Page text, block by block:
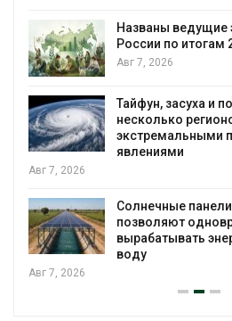
Названы ведущие
России по итогам
Авг 7, 2026
Тайфун, засуха и
несколько
экстремальными
явлениями
Авг 7, 2026
Солнечные
позволяют
вырабатывать
воду
Авг 7, 2026